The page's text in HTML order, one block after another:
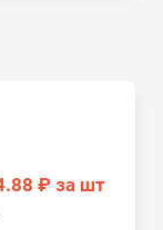
₽ за шт